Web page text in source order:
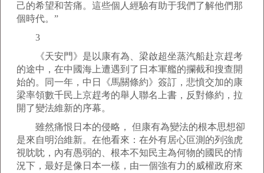
己的希望和苦痛。這些個人經驗有助于我們了解他們那
個時代。”
3
《天安門》是以康有為、梁啟超坐蒸汽船赴京趕考
的途中，在中國海上遭遇到了日本軍艦的攔截和搜查開
始的。同一年，中日《馬關條約》簽訂，悲憤交加的康
梁率領數千民上京趕考的舉人聯名上書，反對條約，拉
開了變法維新的序幕。
雖然痛恨日本的侵略， 但康有為變法的根本思想卻
是來自明治維新。在他看來：在外有居心叵測的列強虎
視眈眈，內有愚弱的、根本不知民主為何物的國民的情
況下，最好是像日本一樣，由一個強有力的威權政府來